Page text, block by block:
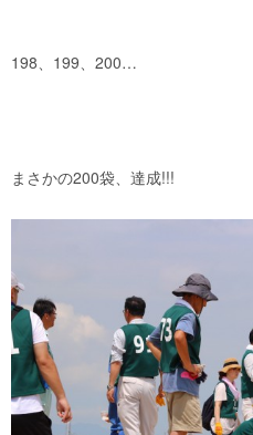
198、199、200…
まさかの200袋、達成!!!